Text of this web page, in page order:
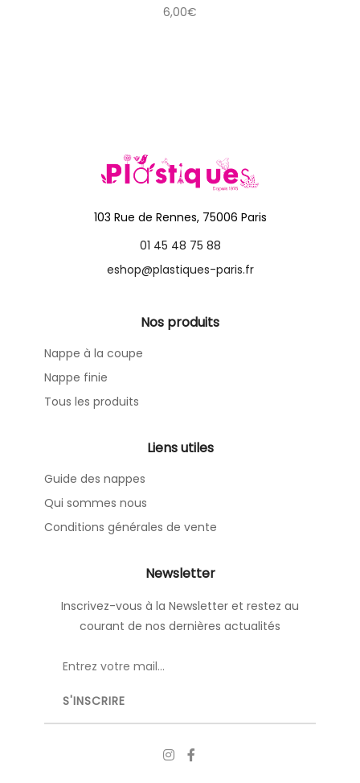
6,00€
103 Rue de Rennes, 75006 Paris
01 45 48 75 88
eshop@plastiques-paris.fr
Nos produits
Nappe à la coupe
Nappe finie
Tous les produits
Liens utiles
Guide des nappes
Qui sommes nous
Conditions générales de vente
Newsletter
Inscrivez-vous à la Newsletter et restez au
courant de nos dernières actualités